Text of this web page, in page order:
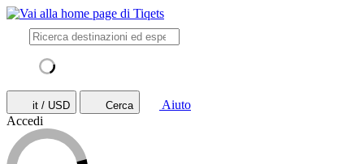
it / USD Cerca
Aiuto
Accedi